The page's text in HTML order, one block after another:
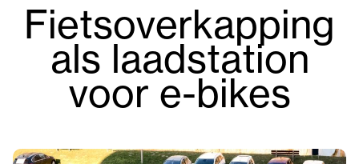
Fietsoverkapping
als laadstation
voor e-bikes